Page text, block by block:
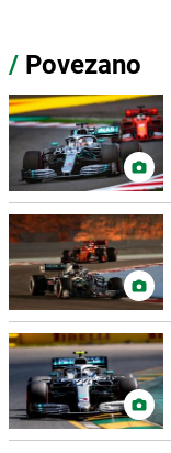
/ Povezano